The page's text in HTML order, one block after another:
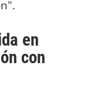
en
con